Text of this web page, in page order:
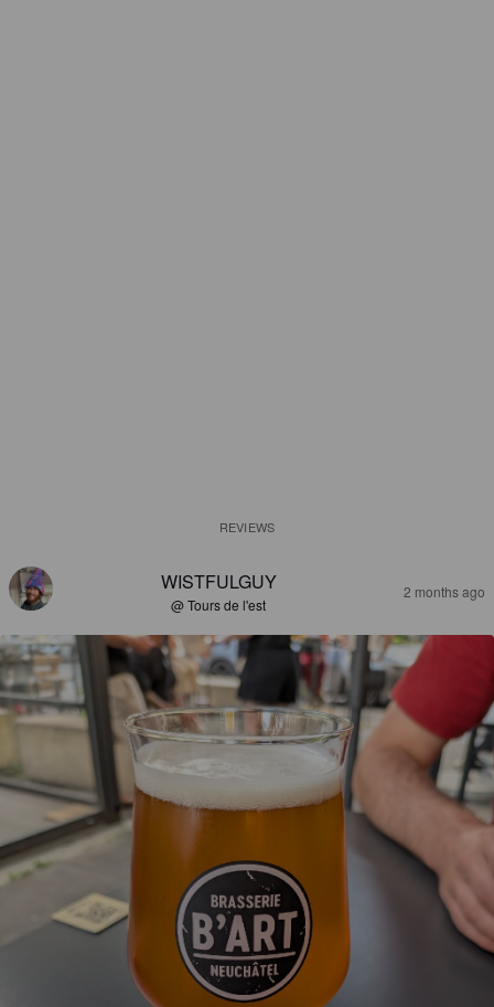
REVIEWS
WISTFULGUY
@ Tours de l'est
2 months ago